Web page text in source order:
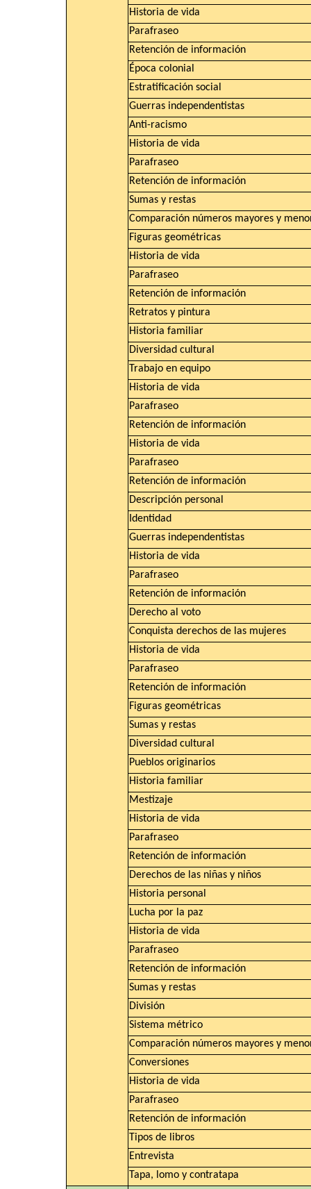
Historia de vida
Parafraseo
Retención de información
Época colonial
Estratificación social
Guerras independentistas
Anti-racismo
Historia de vida
Parafraseo
Retención de información
Sumas y restas
Comparación números mayores y
Figuras geométricas
Historia de vida
Parafraseo
Retención de información
Retratos y pintura
Historia familiar
Diversidad cultural
Trabajo en equipo
Historia de vida
Parafraseo
Retención de información
Historia de vida
Parafraseo
Retención de información
Descripción personal
Identidad
Guerras independentistas
Historia de vida
Parafraseo
Retención de información
Derecho al voto
Conquista derechos de las mujeres
Historia de vida
Parafraseo
Retención de información
Figuras geométricas
Sumas y restas
Diversidad cultural
Pueblos originarios
Historia familiar
Mestizaje
Historia de vida
Parafraseo
Retención de información
Derechos de las niñas y niños
Historia personal
Lucha por la paz
Historia de vida
Parafraseo
Retención de información
Sumas y restas
División
Sistema métrico
Comparación números mayores y
Conversiones
Historia de vida
Parafraseo
Retención de información
Tipos de libros
Entrevista
Tapa, lomo y contratapa